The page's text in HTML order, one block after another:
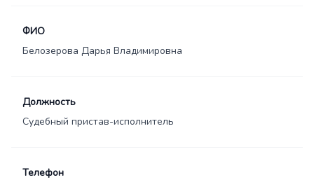
ФИО
Белозерова Дарья Владимировна
Должность
Судебный пристав-исполнитель
Телефон